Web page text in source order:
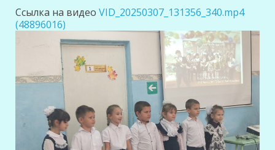
Ссылка на видео VID_20250307_131356_340.mp4
(48896016)